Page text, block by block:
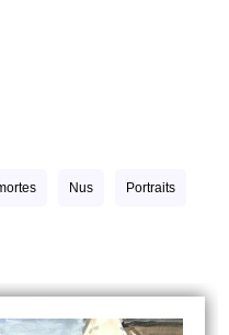
Nus Portraits